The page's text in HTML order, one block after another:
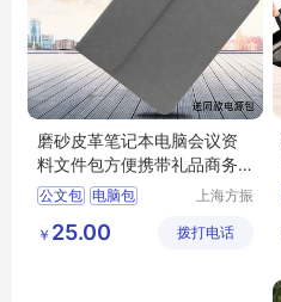
磨砂皮革笔记本电脑会议资
料文件包方便携带礼品商务
电脑包
公文包 电脑包
上海方振
有限公司
￥ 25.00 拨打电话